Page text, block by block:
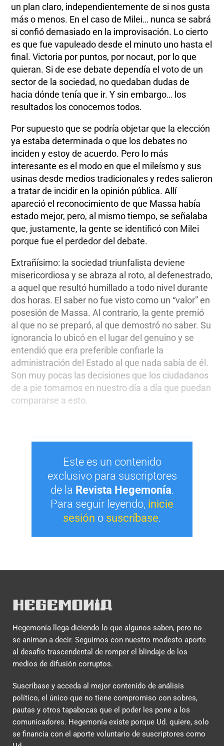
un plan claro, independientemente de si nos gusta
más o menos. En el caso de Milei… nunca se sabrá
si confió demasiado en la improvisación. Lo cierto
es que fue vapuleado desde el minuto uno hasta el
final. Victoria por puntos, por nocaut, por lo que
quieran. Si de ese debate dependía el voto de un
sector de la sociedad, no quedaban dudas de
hacia dónde tenía que ir. Y sin embargo… los
resultados los conocemos todos.
Por supuesto que se podría objetar que la elección
ya estaba determinada o que los debates no
inciden y estoy de acuerdo. Pero lo más
interesante es el modo en que el mileísmo y sus
usinas desde medios tradicionales y redes salieron
a tratar de incidir en la opinión pública. Allí
apareció el reconocimiento de que Massa había
estado mejor, pero, al mismo tiempo, se señalaba
que, justamente, la gente se identificó con Milei
porque fue el perdedor del debate.
Extrañísimo: la sociedad triunfalista deviene
misericordiosa y se abraza al roto, al defenestrado,
a aquel que resultó humillado a todo nivel durante
dos horas. El saber no fue visto como un “valor” en
posesión de Massa. Al contrario, la gente premió
al que no se preparó, al que demostró no saber. Su
ignorancia lo ubicó en el lugar del genuino y se
entendió que era preferible confiarle la
administración del Estado al que nada sabía de él.
Son muy pocas las decisiones que los ciudadanos
de a pie tomamos en nuestro día a día que puedan
compararse a esto.
Este es un contenido
exclusivo para suscriptores
de la Revista Hegemonía.
Para seguir leyendo, inicie
sesión o suscríbase.
Hegemonía llega diciendo lo que algunos saben, pero no
se animan a decir. Seguimos con nuestro modesto aporte
al desafío trascendental de romper el blindaje de los
medios de difusión corruptos.
Suscríbase y acceda al mejor contenido de análisis
político, el único que no tiene compromiso con sobres,
pautas y otros tapabocas que el poder les pone a los
comunicadores. Hegemonía existe porque Ud. quiere, solo
se financia con el aporte voluntario de suscriptores como